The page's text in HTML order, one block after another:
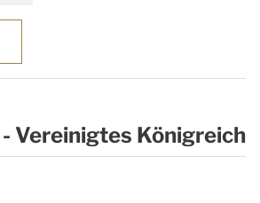
Vereinigtes Königreich